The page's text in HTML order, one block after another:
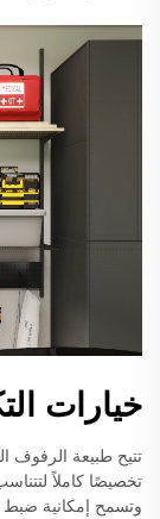
خيارات
تتيح طبيعة الرفوف
تخصيصًا كاملاً
وتسمح إمكانية